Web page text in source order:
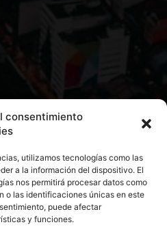
consentimiento
utilizamos tecnologías como las
a la información del dispositivo. El
nos permitirá procesar datos como
o las identificaciones únicas en este
puede afectar
y funciones.